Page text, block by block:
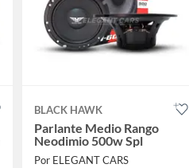
BLACK HAWK
Parlante Medio Rango
Neodimio 500w Spl
Por ELEGANT CARS